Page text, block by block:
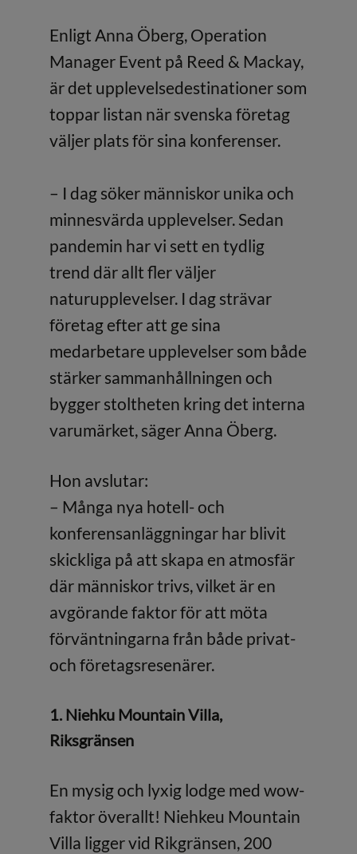
Enligt Anna Öberg, Operation
Manager Event på Reed & Mackay,
är det upplevelsedestinationer som
toppar listan när svenska företag
väljer plats för sina konferenser.
– I dag söker människor unika och
minnesvärda upplevelser. Sedan
pandemin har vi sett en tydlig
trend där allt fler väljer
naturupplevelser. I dag strävar
företag efter att ge sina
medarbetare upplevelser som både
stärker sammanhållningen och
bygger stoltheten kring det interna
varumärket, säger Anna Öberg.
Hon avslutar:
– Många nya hotell- och
konferensanläggningar har blivit
skickliga på att skapa en atmosfär
där människor trivs, vilket är en
avgörande faktor för att möta
förväntningarna från både privat-
och företagsresenärer.
1. Niehku Mountain Villa,
Riksgränsen
En mysig och lyxig lodge med wow-
faktor överallt! Niehkeu Mountain
Villa ligger vid Rikgränsen, 200